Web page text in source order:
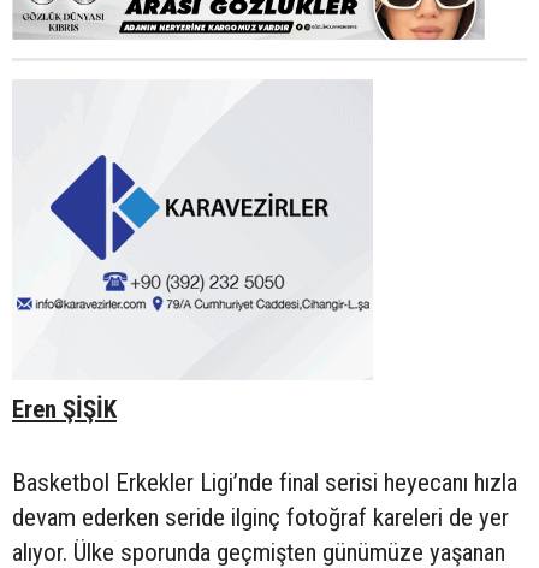
Eren ŞİŞİK
Basketbol Erkekler Ligi’nde final serisi heyecanı hızla
devam ederken seride ilginç fotoğraf kareleri de yer
alıyor. Ülke sporunda geçmişten günümüze yaşanan